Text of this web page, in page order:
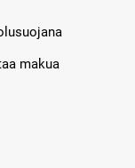
makua